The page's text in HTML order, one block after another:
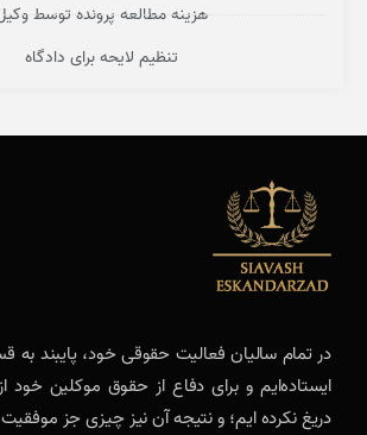
هزینه مطالعه پرونده توسط
تنظیم لایحه برای دادگاه
در تمام سالیان فعالیت حقوقی خود، پایبند به
ایستاده‌ایم و برای دفاع از حقوق موکلین خود
دریغ نکرده ایم؛ و نتیجه آن نیز چیزی جز موفقیت